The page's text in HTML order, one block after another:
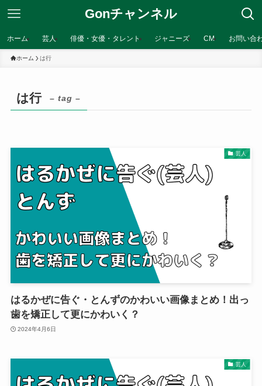
Gonチャンネル
ホーム 芸人 俳優・女優・タレント ジャニーズ CM お問い合
ホーム は行
は行 – tag –
芸人
はるかぜに告ぐ・とんずのかわいい画像まとめ！出っ
歯を矯正して更にかわいく？
2024年4月6日
芸人